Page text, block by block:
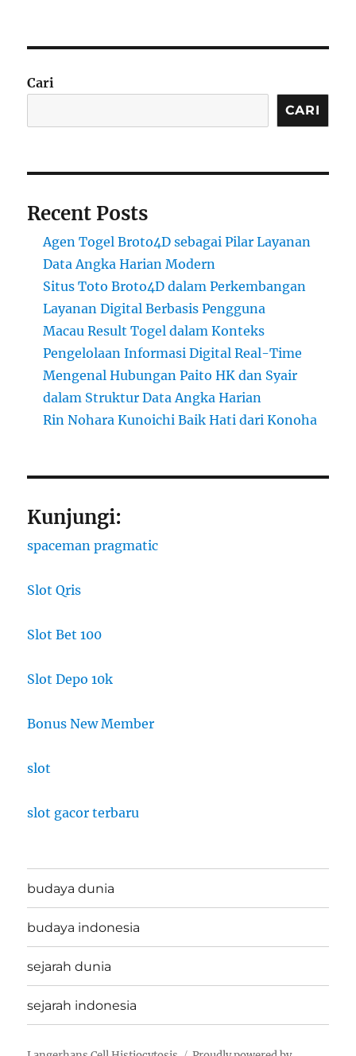
Cari
CARI
Recent Posts
Agen Togel Broto4D sebagai Pilar Layanan
Data Angka Harian Modern
Situs Toto Broto4D dalam Perkembangan
Layanan Digital Berbasis Pengguna
Macau Result Togel dalam Konteks
Pengelolaan Informasi Digital Real-Time
Mengenal Hubungan Paito HK dan Syair
dalam Struktur Data Angka Harian
Rin Nohara Kunoichi Baik Hati dari Konoha
Kunjungi:
spaceman pragmatic
Slot Qris
Slot Bet 100
Slot Depo 10k
Bonus New Member
slot
slot gacor terbaru
budaya dunia
budaya indonesia
sejarah dunia
sejarah indonesia